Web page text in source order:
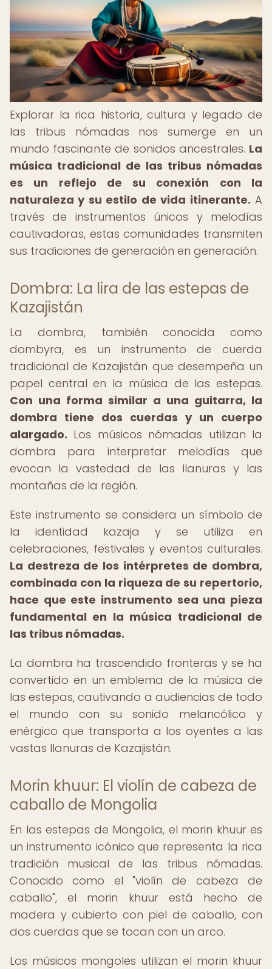
Explorar la rica historia, cultura y legado de
las tribus nómadas nos sumerge en un
mundo fascinante de sonidos ancestrales. La
música tradicional de las tribus nómadas
es un reflejo de su conexión con la
naturaleza y su estilo de vida itinerante. A
través de instrumentos únicos y melodías
cautivadoras, estas comunidades transmiten
sus tradiciones de generación en generación.
Dombra: La lira de las estepas de
Kazajistán
La dombra, también conocida como
dombyra, es un instrumento de cuerda
tradicional de Kazajistán que desempeña un
papel central en la música de las estepas.
Con una forma similar a una guitarra, la
dombra tiene dos cuerdas y un cuerpo
alargado. Los músicos nómadas utilizan la
dombra para interpretar melodías que
evocan la vastedad de las llanuras y las
montañas de la región.
Este instrumento se considera un símbolo de
la identidad kazaja y se utiliza en
celebraciones, festivales y eventos culturales.
La destreza de los intérpretes de dombra,
combinada con la riqueza de su repertorio,
hace que este instrumento sea una pieza
fundamental en la música tradicional de
las tribus nómadas.
La dombra ha trascendido fronteras y se ha
convertido en un emblema de la música de
las estepas, cautivando a audiencias de todo
el mundo con su sonido melancólico y
enérgico que transporta a los oyentes a las
vastas llanuras de Kazajistán.
Morin khuur: El violín de cabeza de
caballo de Mongolia
En las estepas de Mongolia, el morin khuur es
un instrumento icónico que representa la rica
tradición musical de las tribus nómadas.
Conocido como el "violín de cabeza de
caballo", el morin khuur está hecho de
madera y cubierto con piel de caballo, con
dos cuerdas que se tocan con un arco.
Los músicos mongoles utilizan el morin khuur